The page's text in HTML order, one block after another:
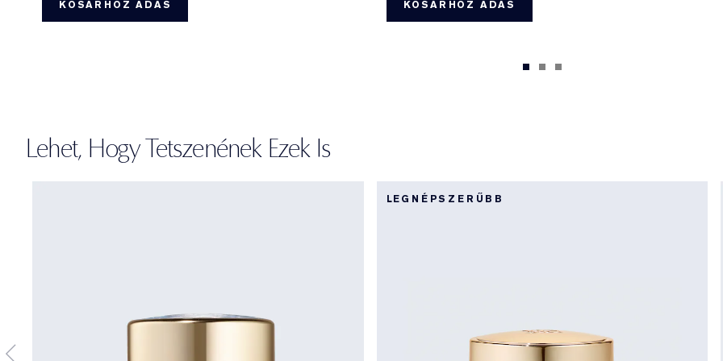
KOSÁRHOZ ADÁS KOSÁRHOZ ADÁS
Lehet, Hogy Tetszenének Ezek Is
LEGNÉPSZERŰBB